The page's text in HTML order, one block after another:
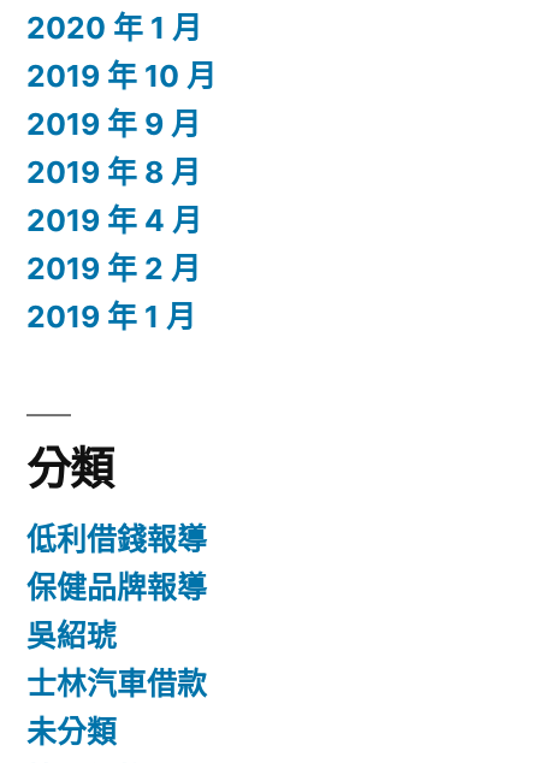
2020 年 1 月
2019 年 10 月
2019 年 9 月
2019 年 8 月
2019 年 4 月
2019 年 2 月
2019 年 1 月
分類
低利借錢報導
保健品牌報導
吳紹琥
士林汽車借款
未分類